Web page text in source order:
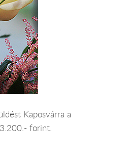
Kaposvárra a
forint.